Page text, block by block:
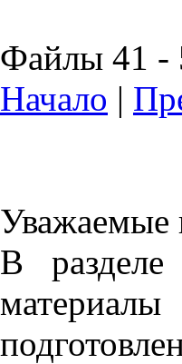
Файлы 41 -
Начало |
Уважаемые
В разделе